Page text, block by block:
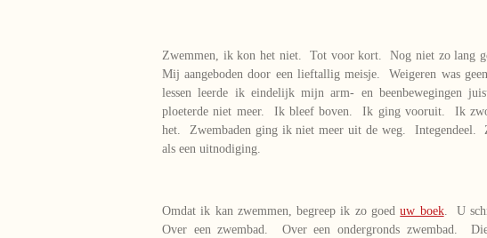
Zwemmen, ik kon het niet. Tot voor kort. Nog niet zo lang
Mij aangeboden door een lieftallig meisje. Weigeren was
lessen leerde ik eindelijk mijn arm- en beenbewegingen
ploeterde niet meer. Ik bleef boven. Ik ging vooruit. Ik
het. Zwembaden ging ik niet meer uit de weg. Integendeel.
als een uitnodiging.
Omdat ik kan zwemmen, begreep ik zo goeduw boek. U
Over een zwembad. Over een ondergronds zwembad.